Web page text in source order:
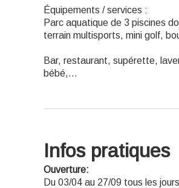
Équipements / services :
Parc aquatique de 3 piscines
terrain multisports, mini golf,
Bar, restaurant, supérette,
bébé,...
Infos pratiques
Ouverture:
Du 03/04 au 27/09 tous les